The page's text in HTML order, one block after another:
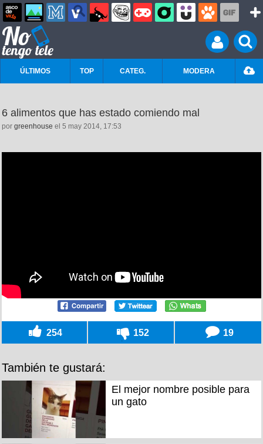
ÚLTIMOS TOP CATEG. MODERA
6 alimentos que has estado comiendo mal
por greenhouse el 5 may 2014, 17:53
254 152 19
También te gustará:
El mejor nombre posible para
un gato